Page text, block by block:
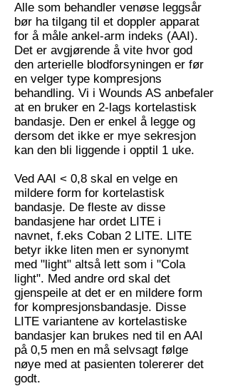
Alle som behandler venøse leggsår
bør ha tilgang til et doppler apparat
for å måle ankel-arm indeks (AAI).
Det er avgjørende å vite hvor god
den arterielle blodforsyningen er før
en velger type kompresjons
behandling. Vi i Wounds AS anbefaler
at en bruker en 2-lags kortelastisk
bandasje. Den er enkel å legge og
dersom det ikke er mye sekresjon
kan den bli liggende i opptil 1 uke.
Ved AAI < 0,8 skal en velge en
mildere form for kortelastisk
bandasje. De fleste av disse
bandasjene har ordet LITE i
navnet, f.eks Coban 2 LITE. LITE
betyr ikke liten men er synonymt
med "light" altså lett som i "Cola
light". Med andre ord skal det
gjenspeile at det er en mildere form
for kompresjonsbandasje. Disse
LITE variantene av kortelastiske
bandasjer kan brukes ned til en AAI
på 0,5 men en må selvsagt følge
nøye med at pasienten tolererer det
godt.